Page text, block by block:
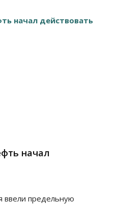
начал
ввели предельную